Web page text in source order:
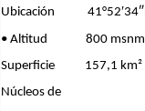
Ubicación 41°52′34″N
• Altitud 800 msnm
Superficie 157,1 km²
Núcleos de